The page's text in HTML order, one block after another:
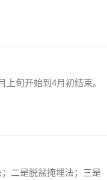
旬开始到4月初结束。
二是脱盆掩埋法；三是